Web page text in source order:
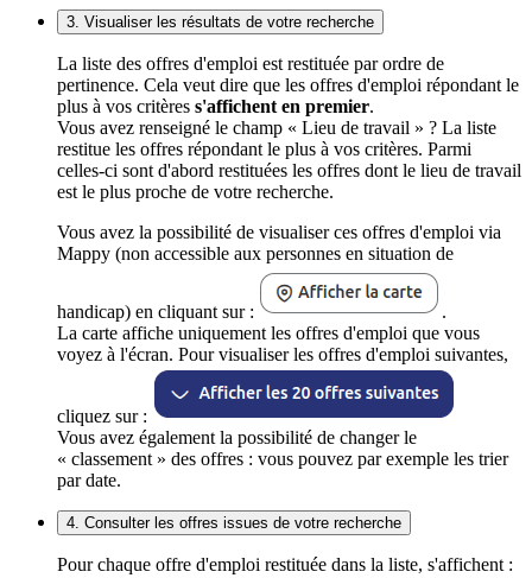
3. Visualiser les résultats de votre recherche
La liste des offres d'emploi est restituée par ordre de
pertinence. Cela veut dire que les offres d'emploi répondant le
plus à vos critères s'affichent en premier.
Vous avez renseigné le champ « Lieu de travail » ? La liste
restitue les offres répondant le plus à vos critères. Parmi
celles-ci sont d'abord restituées les offres dont le lieu de travail
est le plus proche de votre recherche.
Vous avez la possibilité de visualiser ces offres d'emploi via
Mappy (non accessible aux personnes en situation de
handicap) en cliquant sur :
.
La carte affiche uniquement les offres d'emploi que vous
voyez à l'écran. Pour visualiser les offres d'emploi suivantes,
cliquez sur :
Vous avez également la possibilité de changer le
« classement » des offres : vous pouvez par exemple les trier
par date.
4. Consulter les offres issues de votre recherche
Pour chaque offre d'emploi restituée dans la liste, s'affichent :